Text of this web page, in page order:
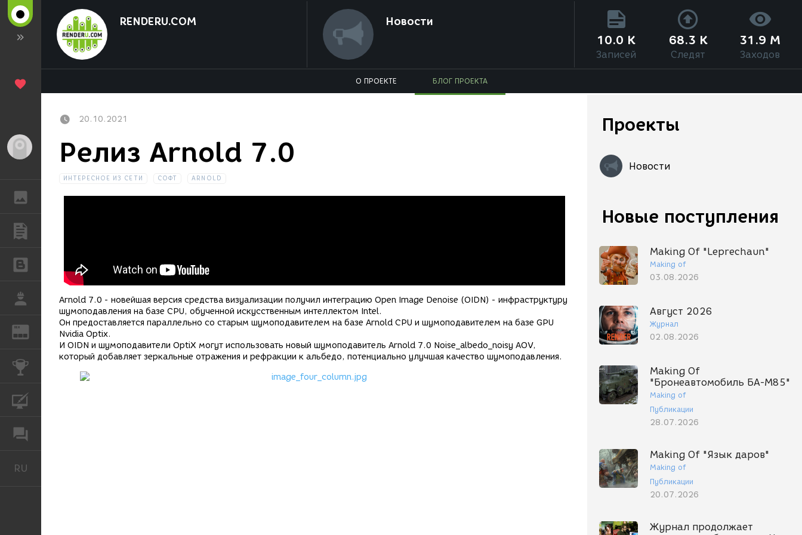
ГАЛЕРЕЯ
РАБОТА
REN ЖУРНАЛ
RU
RENDERU.COM Новости
10.0 K
Записей
68.3 K
Следят
31.9 M
Заходов
О ПРОЕКТЕ БЛОГ ПРОЕКТА
Проекты
Новости
Новые поступления
Making Of "Leprechaun"
Making of
03.08.2026
Август 2026
Журнал
02.08.2026
Making Of
"Бронеавтомобиль БА-М85"
Making of
Публикации
28.07.2026
Making Of "Язык даров"
Making of
Публикации
20.07.2026
Журнал продолжает
20.10.2021
Релиз Arnold 7.0
ИНТЕРЕСНОЕ ИЗ СЕТИ СОФТ ARNOLD
Arnold 7.0 - новейшая версия средства визуализации получил интеграцию Open Image Denoise (OIDN) - инфраструктуру
шумоподавления на базе CPU, обученной искусственным интеллектом Intel.
Он предоставляется параллельно со старым шумоподавителем на базе Arnold CPU и шумоподавителем на базе GPU
Nvidia Optix.
И OIDN и шумоподавители OptiX могут использовать новый шумоподавитель Arnold 7.0 Noise_albedo_noisy AOV,
который добавляет зеркальные отражения и рефракции к альбедо, потенциально улучшая качество шумоподавления.